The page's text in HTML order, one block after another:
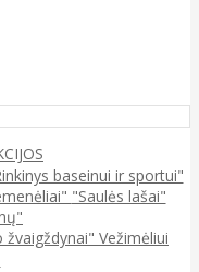
baseinui ir sportui"
"Saulės lašai"
žvaigždynai" Vežimėliui